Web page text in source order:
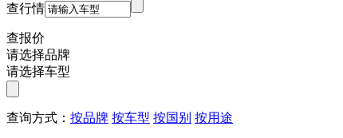
查行情
查报价
请选择品牌
请选择车型
查询方式： 按品牌 按车型 按国别 按用途